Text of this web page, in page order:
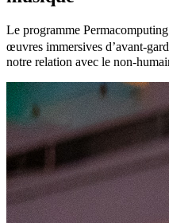
Le programme
œuvres immersives d’avant-
notre relation avec le non-